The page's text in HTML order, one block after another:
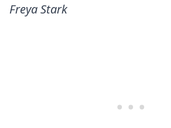
Freya Stark